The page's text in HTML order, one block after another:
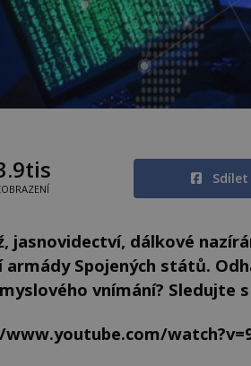
Sdílet
jasnovidectví, dálkové
armády Spojených států.
vnímání? Sledujte